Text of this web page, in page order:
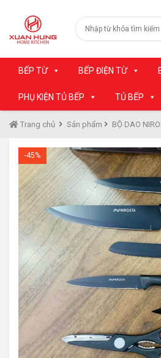
BẾP TỪ BẾP ĐIỆN TỪ
PHỤ KIỆN TỦ BẾP TỦ BẾP
Trang chủ Sản phẩm BỘ DAO
-45%